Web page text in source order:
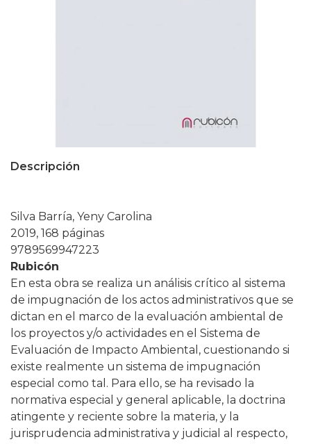
Descripción
Silva Barría, Yeny Carolina
2019, 168 páginas
9789569947223
Rubicón
En esta obra se realiza un análisis crítico al sistema
de impugnación de los actos administrativos que se
dictan en el marco de la evaluación ambiental de
los proyectos y/o actividades en el Sistema de
Evaluación de Impacto Ambiental, cuestionando si
existe realmente un sistema de impugnación
especial como tal. Para ello, se ha revisado la
normativa especial y general aplicable, la doctrina
atingente y reciente sobre la materia, y la
jurisprudencia administrativa y judicial al respecto,